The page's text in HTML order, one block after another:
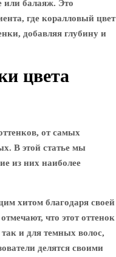
или балаяж. Это
где коралловый цвет
добавляя глубину и
цвета
от самых
В этой статье мы
из них наиболее
хитом благодаря своей
что этот оттенок
и для темных волос,
делятся своими